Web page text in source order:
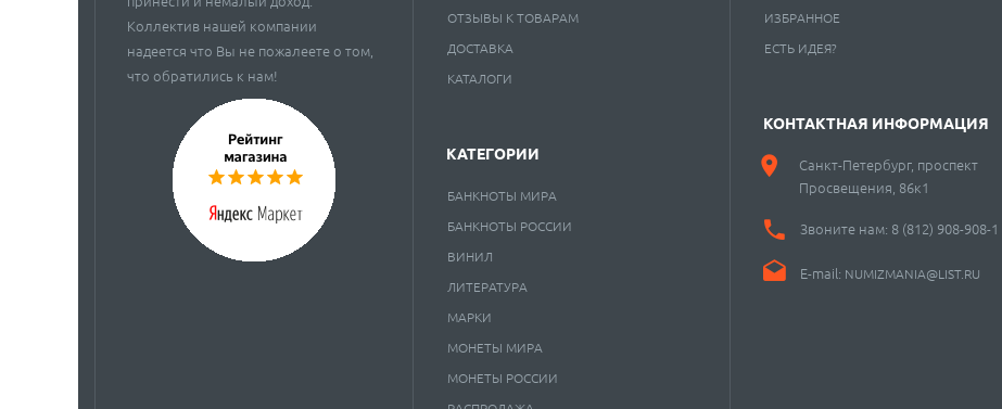
Коллектив нашей компании
надеется что Вы не пожалеете о том,
что обратились к нам!
ОТЗЫВЫ К ТОВАРАМ
ДОСТАВКА
КАТАЛОГИ
КАТЕГОРИИ
БАНКНОТЫ МИРА
БАНКНОТЫ РОССИИ
ВИНИЛ
ЛИТЕРАТУРА
МАРКИ
МОНЕТЫ МИРА
МОНЕТЫ РОССИИ
ИЗБРАННОЕ
ЕСТЬ ИДЕЯ?
КОНТАКТНАЯ ИНФОРМАЦИЯ
Санкт-Петербург, проспект
Просвещения, 86к1
Звоните нам: 8 (812) 908-908-1
E-mail: NUMIZMANIA@LIST.RU